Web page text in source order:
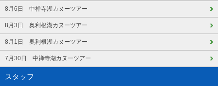
8月6日 中禅寺湖カヌーツアー
8月3日 奥利根湖カヌーツアー
8月1日 奥利根湖カヌーツアー
7月30日 中禅寺湖カヌーツアー
スタッフ